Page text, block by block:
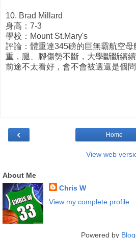
10. Brad Millard
身高：7-3
學校：Mount St.Mary's
評論：體重達345磅的巨無霸航空
重，腿、腳傷勢不斷，大學斷斷續
前途不太看好，會不會被選還是個問
‹ Home
View web
About Me
Chris W
View my complete profile
Powered by